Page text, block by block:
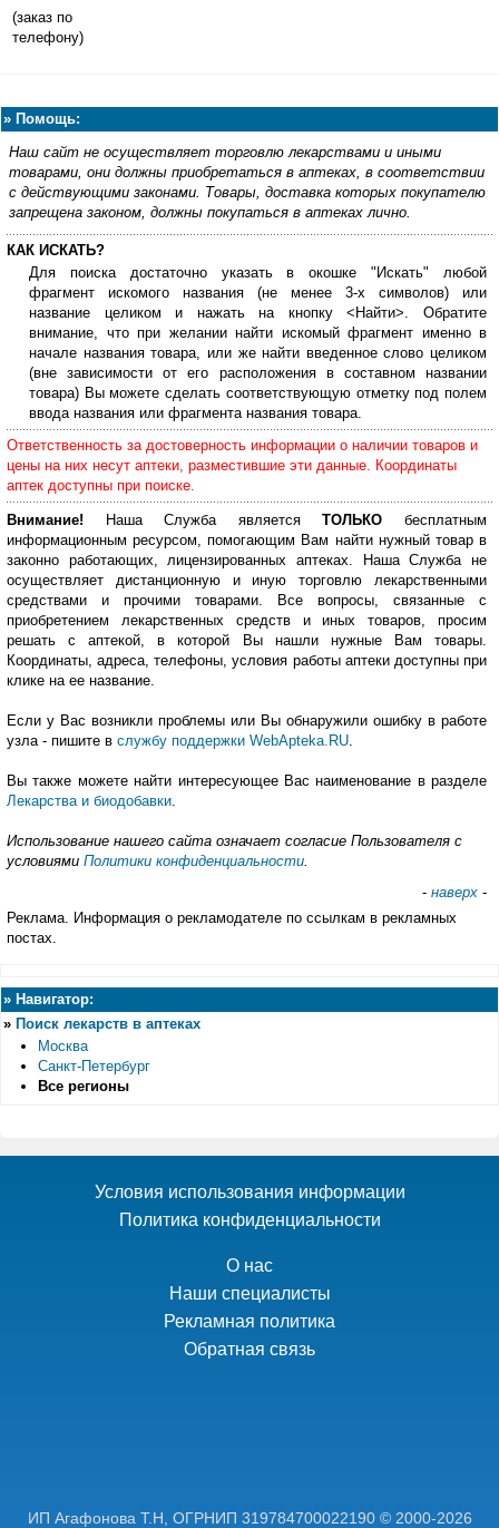
(заказ по
телефону)
» Помощь:
Наш сайт не осуществляет торговлю лекарствами и иными
товарами, они должны приобретаться в аптеках, в соответствии
с действующими законами. Товары, доставка которых покупателю
запрещена законом, должны покупаться в аптеках лично.
КАК ИСКАТЬ?
Для поиска достаточно указать в окошке "Искать" любой
фрагмент искомого названия (не менее 3-х символов) или
название целиком и нажать на кнопку <Найти>. Обратите
внимание, что при желании найти искомый фрагмент именно в
начале названия товара, или же найти введенное слово целиком
(вне зависимости от его расположения в составном названии
товара) Вы можете сделать соответствующую отметку под полем
ввода названия или фрагмента названия товара.
Ответственность за достоверность информации о наличии товаров и
цены на них несут аптеки, разместившие эти данные. Координаты
аптек доступны при поиске.
Внимание! Наша Служба являетсяТОЛЬКО бесплатным
информационным ресурсом, помогающим Вам найти нужный товар в
законно работающих, лицензированных аптеках. Наша Служба не
осуществляет дистанционную и иную торговлю лекарственными
средствами и прочими товарами. Все вопросы, связанные с
приобретением лекарственных средств и иных товаров, просим
решать с аптекой, в которой Вы нашли нужные Вам товары.
Координаты, адреса, телефоны, условия работы аптеки доступны при
клике на ее название.
Если у Вас возникли проблемы или Вы обнаружили ошибку в работе
узла - пишите в службу поддержки WebApteka.RU
Вы также можете найти интересующее Вас наименование в разделе
Лекарства и биодобавки
Использование нашего сайта означает согласие Пользователя с
условиями Политики конфиденциальности
- наверх -
Реклама. Информация о рекламодателе по ссылкам в рекламных
постах.
» Навигатор:
» Поиск лекарств в аптеках
Москва
Санкт-Петербург
Все регионы
Условия использования информации
Политика конфиденциальности
О нас
Наши специалисты
Рекламная политика
Обратная связь
ИП Агафонова Т.Н, ОГРНИП 319784700022190 © 2000-2026